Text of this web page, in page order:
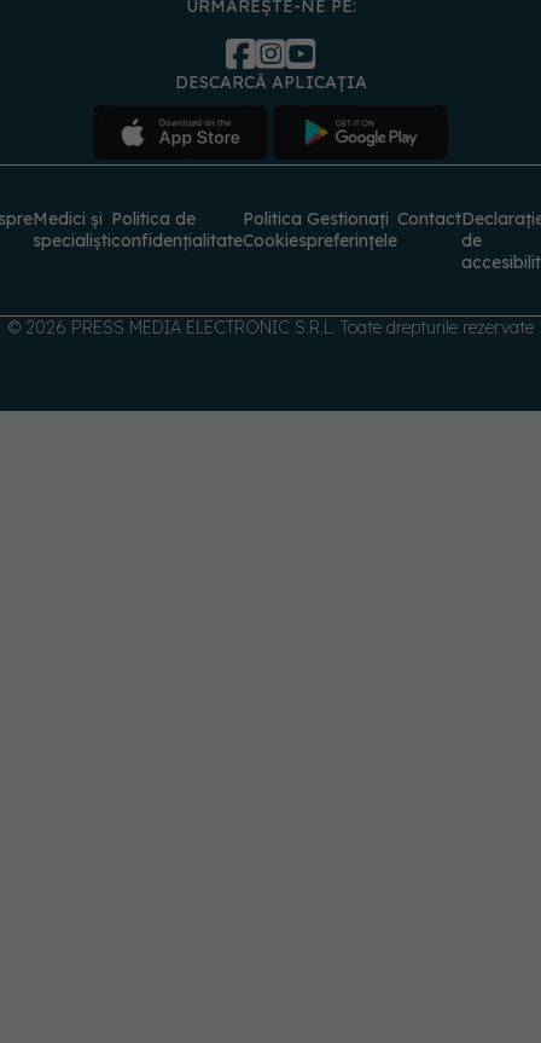
DESCARCĂ APLICAȚIA
specialiști confidențialitate Cookies preferințele
de